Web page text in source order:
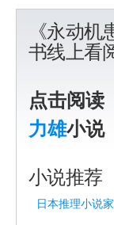
《永动
书线上看
点击阅读
力雄小说
小说推荐
日本推理小说